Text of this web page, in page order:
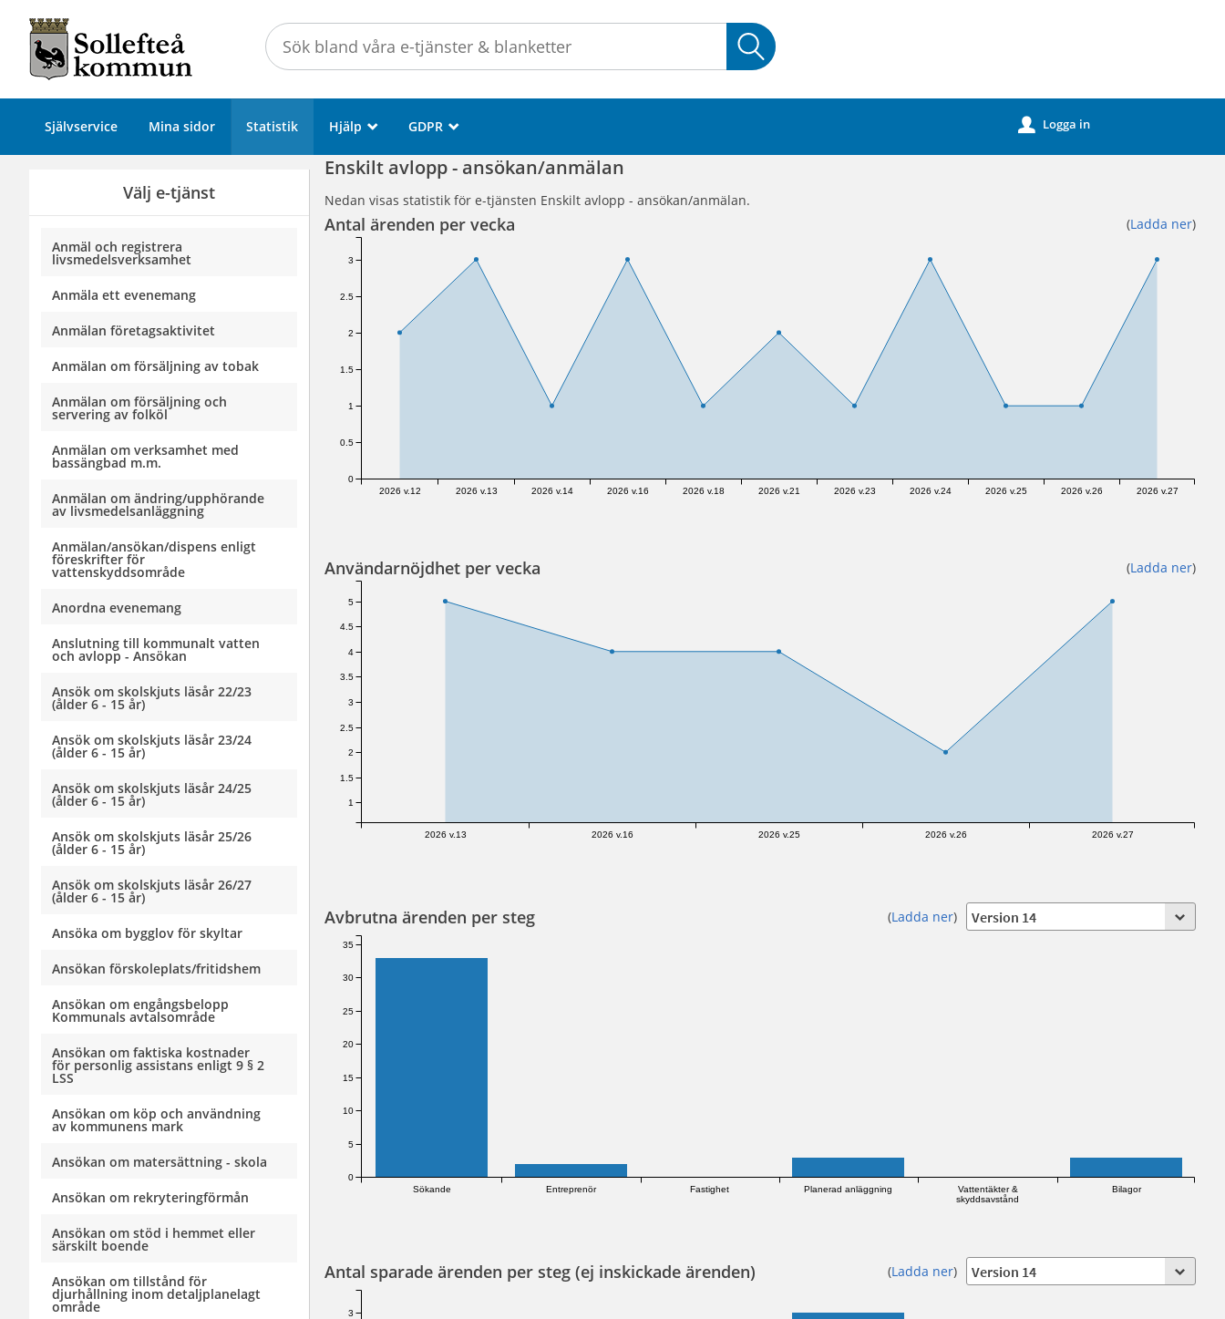
Självservice
kommun
Självservice Mina sidor Statistik Hjälp _ GDPR _ u Logga in
Välj e-tjänst
Anmäl och registrera
livsmedelsverksamhet
Anmäla ett evenemang
Anmälan företagsaktivitet
Anmälan om försäljning av tobak
Anmälan om försäljning och
servering av folköl
Anmälan om verksamhet med
bassängbad m.m.
Anmälan om ändring/upphörande
av livsmedelsanläggning
Anmälan/ansökan/dispens enligt
föreskrifter för
vattenskyddsområde
Anordna evenemang
Anslutning till kommunalt vatten
och avlopp - Ansökan
Ansök om skolskjuts läsår 22/23
(ålder 6 - 15 år)
Ansök om skolskjuts läsår 23/24
(ålder 6 - 15 år)
Ansök om skolskjuts läsår 24/25
(ålder 6 - 15 år)
Ansök om skolskjuts läsår 25/26
(ålder 6 - 15 år)
Ansök om skolskjuts läsår 26/27
(ålder 6 - 15 år)
Ansöka om bygglov för skyltar
Ansökan förskoleplats/fritidshem
Ansökan om engångsbelopp
Kommunals avtalsområde
Ansökan om faktiska kostnader
för personlig assistans enligt 9 § 2
LSS
Ansökan om köp och användning
av kommunens mark
Ansökan om matersättning - skola
Ansökan om rekryteringförmån
Ansökan om stöd i hemmet eller
särskilt boende
Ansökan om tillstånd för
djurhållning inom detaljplanelagt
område
Enskilt avlopp - ansökan/anmälan
Nedan visas statistik för e-tjänsten Enskilt avlopp - ansökan/anmälan.
Antal ärenden per vecka (Ladda ner)
2026 v.12 2026 v.13 2026 v.14 2026 v.16 2026 v.18 2026 v.21 2026 v.23 2026 v.24 2026 v.25 2026 v.26 2026 v.27
0
0.5
1
1.5
2
2.5
3
Användarnöjdhet per vecka (Ladda ner)
2026 v.13 2026 v.16 2026 v.25 2026 v.26 2026 v.27
1
1.5
2
2.5
3
3.5
4
4.5
5
Avbrutna ärenden per steg (Ladda ner)
Sökande Entreprenör Fastighet Planerad anläggning
Vattentäkter &
skyddsavstånd
Bilagor
0
5
10
15
20
25
30
35
Antal sparade ärenden per steg (ej inskickade ärenden) (Ladda ner)
3